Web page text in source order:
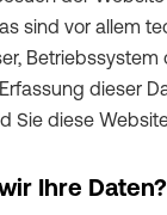
sind vor allem
Betriebssystem
dieser
Sie diese
Ihre Daten?